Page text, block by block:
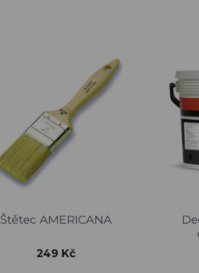
Rychlý náhled
Štětec AMERICANA
Cena
249 Kč